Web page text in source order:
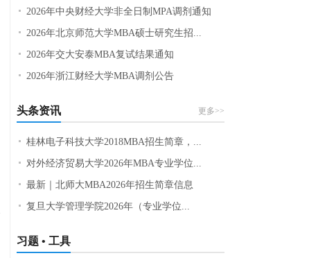
2026年中央财经大学非全日制MPA调剂通知
2026年北京师范大学MBA硕士研究生招...
2026年交大安泰MBA复试结果通知
2026年浙江财经大学MBA调剂公告
头条资讯 更多>>
桂林电子科技大学2018MBA招生简章，...
对外经济贸易大学2026年MBA专业学位...
最新｜北师大MBA2026年招生简章信息
复旦大学管理学院2026年（专业学位...
习题 • 工具